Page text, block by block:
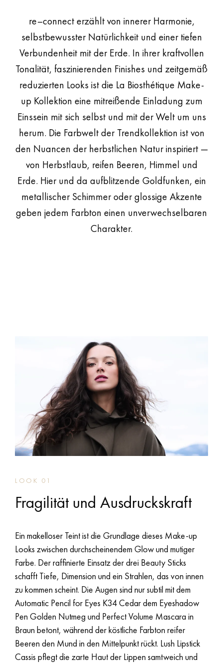
re–connect erzählt von innerer Harmonie,
selbstbewusster Natürlichkeit und einer tiefen
Verbundenheit mit der Erde. In ihrer kraftvollen
Tonalität, faszinierenden Finishes und zeitgemäß
reduzierten Looks ist die La Biosthétique Make-
up Kollektion eine mitreißende Einladung zum
Einssein mit sich selbst und mit der Welt um uns
herum. Die Farbwelt der Trendkollektion ist von
den Nuancen der herbstlichen Natur inspiriert —
von Herbstlaub, reifen Beeren, Himmel und
Erde. Hier und da aufblitzende Goldfunken, ein
metallischer Schimmer oder glossige Akzente
geben jedem Farbton einen unverwechselbaren
Charakter.
LOOK 01
Fragilität und Ausdruckskraft
Ein makelloser Teint ist die Grundlage dieses Make-up
Looks zwischen durchscheinendem Glow und mutiger
Farbe. Der raffinierte Einsatz der drei Beauty Sticks
schafft Tiefe, Dimension und ein Strahlen, das von innen
zu kommen scheint. Die Augen sind nur subtil mit dem
Automatic Pencil for Eyes K34 Cedar dem Eyeshadow
Pen Golden Nutmeg und Perfect Volume Mascara in
Braun betont, während der köstliche Farbton reifer
Beeren den Mund in den Mittelpunkt rückt. Lush Lipstick
Cassis pflegt die zarte Haut der Lippen samtweich und